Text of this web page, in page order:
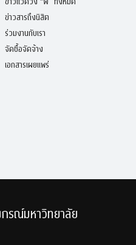
ข่าวสารถึงนิสิต
ร่วมงานกับเรา
จัดซื้อจัดจ้าง
เอกสารเผยแพร่
รณ์มหาวิทยาลัย